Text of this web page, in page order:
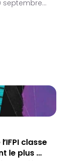
septembre…
classe
le plus …